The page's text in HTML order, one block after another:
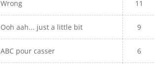
Wrong 11
Ooh aah... just a little bit 9
ABC pour casser 6